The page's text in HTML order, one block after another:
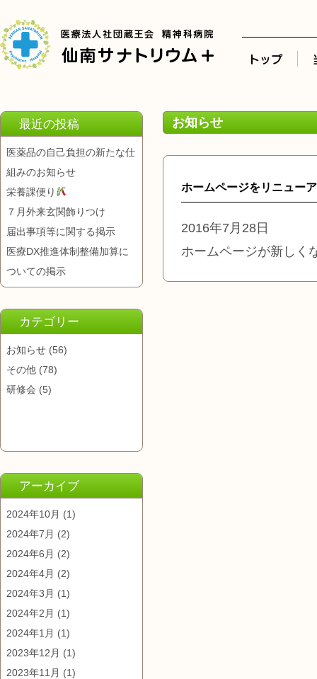
最近の投稿
医薬品の自己負担の新たな仕
組みのお知らせ
栄養課便り
７月外来玄関飾りつけ
届出事項等に関する掲示
医療DX推進体制整備加算に
ついての掲示
カテゴリー
お知らせ (56)
その他 (78)
研修会 (5)
アーカイブ
2024年10月 (1)
2024年7月 (2)
2024年6月 (2)
2024年4月 (2)
2024年3月 (1)
2024年2月 (1)
2024年1月 (1)
2023年12月 (1)
2023年11月 (1)
お知らせ
ホームページをリニュー
2016年7月28日
ホームページが新しく